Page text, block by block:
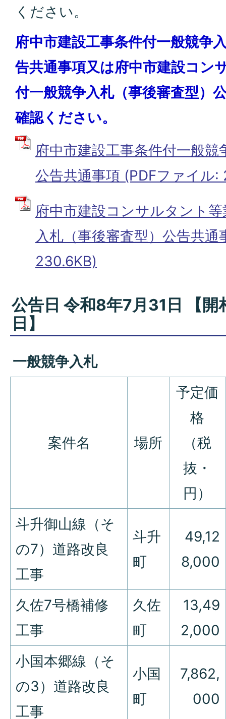
ください。
府中市建設工事条件付一般競争
告共通事項又は府中市建設コン
付一般競争入札（事後審査型）
確認ください。
府中市建設工事条件付一般
公告共通事項 (PDFファイル:
府中市建設コンサルタント
入札（事後審査型）公告共
230.6KB)
公告日 令和8年7月31日 【
日】
一般競争入札
案件名 場所
予定価
格
（税
抜・
円）
斗升御山線（そ
の7）道路改良
工事
斗升
町
49,12
8,000
久佐7号橋補修
工事
久佐
町
13,49
2,000
小国本郷線（そ
の3）道路改良
工事
小国
町
7,862,
000